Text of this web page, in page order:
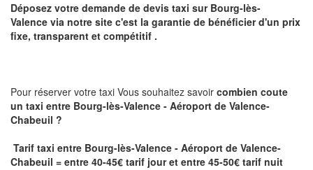
Déposez votre demande de devis taxi sur Bourg-lès-
Valence via notre site c'est la garantie de bénéficier d'un prix
fixe, transparent et compétitif .
Pour réserver votre taxi Vous souhaitez savoir combien coute
un taxi entre Bourg-lès-Valence - Aéroport de Valence-
Chabeuil ?
Tarif taxi entre Bourg-lès-Valence - Aéroport de Valence-
Chabeuil = entre 40-45€ tarif jour et entre 45-50€ tarif nuit